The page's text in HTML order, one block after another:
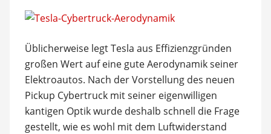
Üblicherweise legt Tesla aus Effizienzgründen
großen Wert auf eine gute Aerodynamik seiner
Elektroautos. Nach der Vorstellung des neuen
Pickup Cybertruck mit seiner eigenwilligen
kantigen Optik wurde deshalb schnell die Frage
gestellt, wie es wohl mit dem Luftwiderstand